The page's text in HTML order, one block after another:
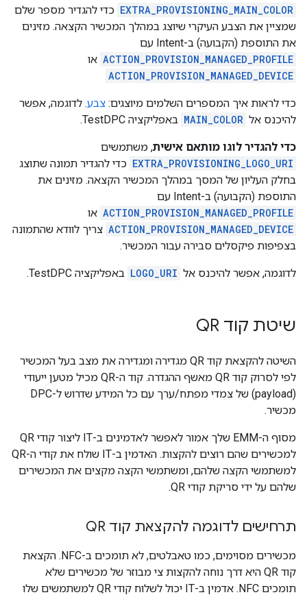
EXTRA_PROVISIONING_MAIN_COLOR כדי להגדיר מספר שלם
שמציין את הצבע העיקרי שיוצג במהלך המכשיר הקצאה. מזינים
את התוספת (הקבועה) ב-Intent עם
ACTION_PROVISION_MANAGED_PROFILE או
ACTION_PROVISION_MANAGED_DEVICE
כדי לראות איך המספרים השלמים מיוצגים: צבע. לדוגמה, אפשר
להיכנס אל MAIN_COLOR באפליקציה TestDPC.
כדי להגדיר לוגו מותאם אישית, משתמשים
EXTRA_PROVISIONING_LOGO_URI כדי להגדיר תמונה שתוצג
בחלק העליון של המסך במהלך המכשיר הקצאה. מזינים את
התוספת (הקבועה) ב-Intent עם
ACTION_PROVISION_MANAGED_PROFILE או
ACTION_PROVISION_MANAGED_DEVICE צריך לוודא שהתמונה
בצפיפות פיקסלים סבירה עבור המכשיר.
לדוגמה, אפשר להיכנס אל LOGO_URI באפליקציה TestDPC.
שיטת קוד QR
השיטה להקצאת קוד QR מגדירה ומגדירה את מצב בעל המכשיר
לפי לסרוק קוד QR מאשף ההגדרה. קוד ה-QR מכיל מטען ייעודי
(payload) של צמדי מפתח/ערך עם כל המידע שדרוש ל-DPC
מכשיר.
מסוף ה-EMM שלך אמור לאפשר לאדמינים ב-IT ליצור קודי QR
למכשירים שהם רוצים להקצות. האדמין ב-IT שולח את קודי ה-QR
למשתמשי הקצה שלהם, ומשתמשי הקצה מקצים את המכשירים
שלהם על ידי סריקת קודי QR.
תרחישים לדוגמה להקצאת קוד QR
מכשירים מסוימים, כמו טאבלטים, לא תומכים ב-NFC. הקצאת
קוד QR היא דרך נוחה להקצות צי מבוזר של מכשירים שלא
תומכים NFC. אדמין ב-IT יכול לשלוח קודי QR למשתמשים שלו